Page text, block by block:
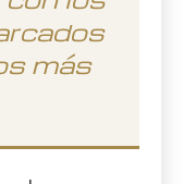
más